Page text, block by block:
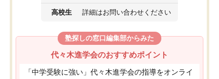
高校生 詳細はお問い合わせください
塾探しの窓口編集部からみた
代々木進学会のおすすめポイント
「中学受験に強い」代々木進学会の指導をオンライ